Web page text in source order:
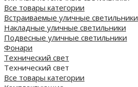
Все товары категории
Встраиваемые уличные светильники
Накладные уличные светильники
Подвесные уличные светильники
Фонари
Технический свет
Технический свет
Все товары категории